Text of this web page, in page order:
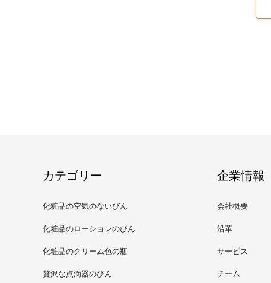
カテゴリー
化粧品の空気のないびん
化粧品のローションのびん
化粧品のクリーム色の瓶
贅沢な点滴器のびん
企業情報
会社概要
沿革
サービス
チーム